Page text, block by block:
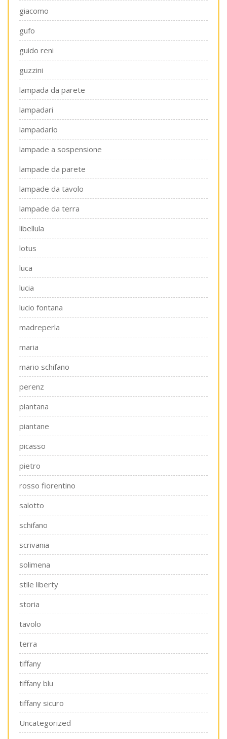
giacomo
gufo
guido reni
guzzini
lampada da parete
lampadari
lampadario
lampade a sospensione
lampade da parete
lampade da tavolo
lampade da terra
libellula
lotus
luca
lucia
lucio fontana
madreperla
maria
mario schifano
perenz
piantana
piantane
picasso
pietro
rosso fiorentino
salotto
schifano
scrivania
solimena
stile liberty
storia
tavolo
terra
tiffany
tiffany blu
tiffany sicuro
Uncategorized